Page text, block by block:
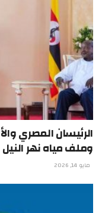
الرئيسان المصري
وملف مياه نهر النيل
مايو 14, 2026